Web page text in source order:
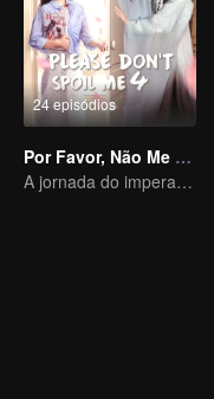
24 episódios
Por Favor, Não Me Estrague 4
A jornada do imperador em busca de sua esposa nos tempos modernos